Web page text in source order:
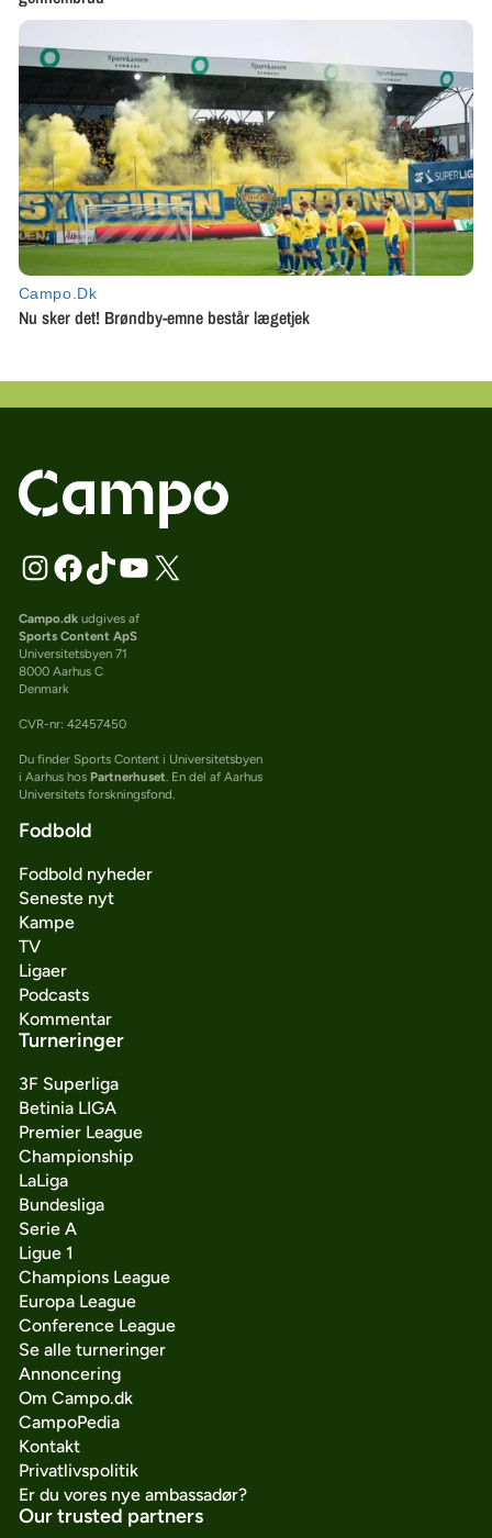
Campo.dkudgives af
Sports Content ApS
Universitetsbyen 71
8000 Aarhus C
Denmark
CVR-nr: 42457450
Du finder Sports Content i Universitetsbyen
i Aarhus hos Partnerhuset. En del af Aarhus
Universitets forskningsfond.
Fodbold
Fodbold nyheder
Seneste nyt
Kampe
TV
Ligaer
Podcasts
Kommentar
Turneringer
3F Superliga
Betinia LIGA
Premier League
Championship
LaLiga
Bundesliga
Serie A
Ligue 1
Champions League
Europa League
Conference League
Se alle turneringer
Annoncering
Om Campo.dk
CampoPedia
Kontakt
Privatlivspolitik
Er du vores nye ambassadør?
Our trusted partners